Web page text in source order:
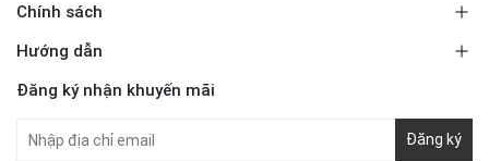
Chính sách
Hướng dẫn
Đăng ký nhận khuyến mãi
Đăng ký